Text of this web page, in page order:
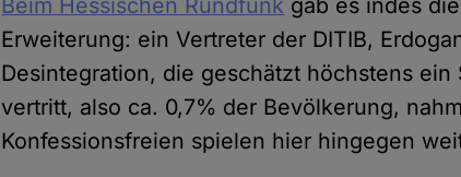
Beim Hessischen Rundfunk gab es indes
Erweiterung: ein Vertreter der DITIB,
Desintegration, die geschätzt höchstens
vertritt, also ca. 0,7% der Bevölkerung,
Konfessionsfreien spielen hier hingegen